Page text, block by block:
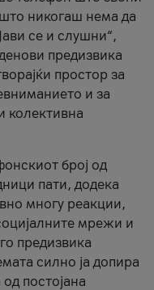
никогаш нема да
се и слушни“,
предизвика
простор за
и за
колективна
број од
пати, додека
многу реакции,
мрежи и
предизвика
силно ја допира
постојана